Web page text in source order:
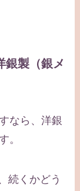
銀製（銀メ
なら、洋銀
。
続くかどう